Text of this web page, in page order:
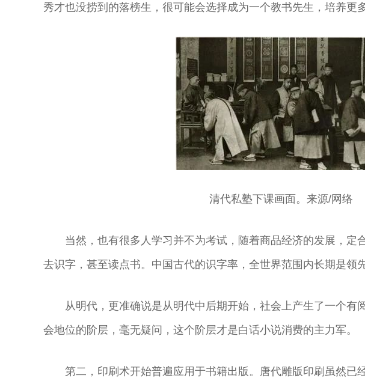
秀才也没捞到的落榜生，很可能会选择成为一个教书先生，培养更
清代私塾下课画面。来源/网络
当然，也有很多人学习并不为考试，随着商品经济的发展，定
去识字，甚至读点书。中国古代的识字率，全世界范围内长期是领先
从明代，更准确说是从明代中后期开始，社会上产生了一个有
会地位的阶层，毫无疑问，这个阶层才是白话小说消费的主力军。
第二，印刷术开始普遍应用于书籍出版。唐代雕版印刷虽然已